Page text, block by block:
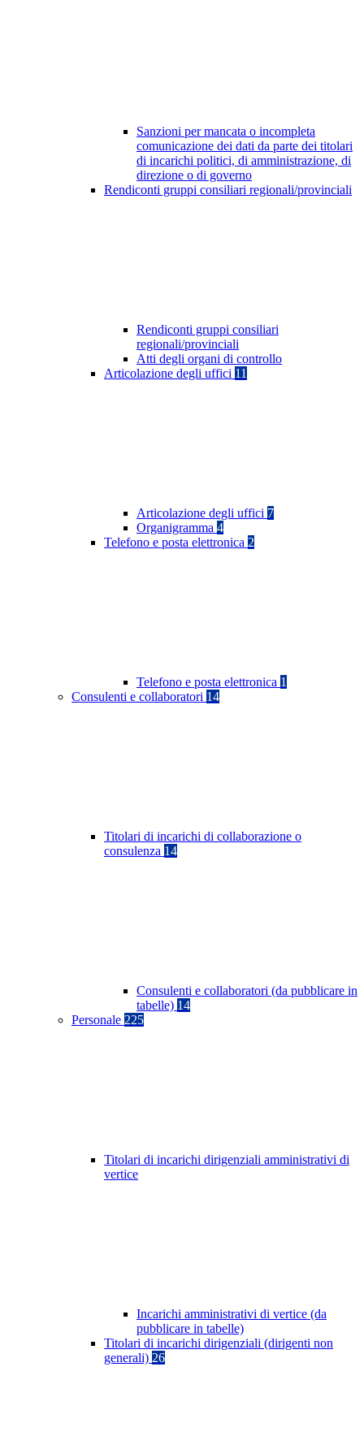
Sanzioni per mancata o incompleta
comunicazione dei dati da parte dei titolari
di incarichi politici, di amministrazione, di
direzione o di governo
Rendiconti gruppi consiliari regionali/provinciali
Rendiconti gruppi consiliari
regionali/provinciali
Atti degli organi di controllo
Articolazione degli uffici 11
Articolazione degli uffici 7
Organigramma 4
Telefono e posta elettronica 2
Telefono e posta elettronica 1
Consulenti e collaboratori 14
Titolari di incarichi di collaborazione o
consulenza 14
Consulenti e collaboratori (da pubblicare in
tabelle) 14
Personale 225
Titolari di incarichi dirigenziali amministrativi di
vertice
Incarichi amministrativi di vertice (da
pubblicare in tabelle)
Titolari di incarichi dirigenziali (dirigenti non
generali) 26